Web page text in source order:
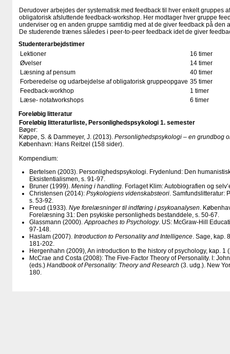
Derudover arbejdes der systematisk med feedback til hver enkelt gruppes
obligatorisk afsluttende feedback-workshop. Her modtager hver gruppe
underviser og en anden gruppe samtidig med at de giver feedback på den
De studerende trænes således i peer-to-peer feedback idet de giver
Studenterarbejdstimer
Lektioner
16 timer
Øvelser
14 timer
Læsning af pensum
40 timer
Forberedelse og udarbejdelse af obligatorisk gruppeopgave 35 timer
Feedback-workhop
1 timer
Læse- notatworkshops
6 timer
Foreløbig litteratur
Foreløbig litteraturliste, Personlighedspsykologi 1. semester
Bøger:
Køppe, S. & Dammeyer, J. (2013). Personlighedspsykologi – en grundbog
København: Hans Reitzel (158 sider).
Kompendium:
Bertelsen (2003). Personlighedspsykologi. Frydenlund: Den
Eksistentialismen, s. 91-97.
Bruner (1999). Mening i handling. Forlaget Klim: Autobiografien og
Christensen (2014): Psykologiens videnskabsteori. Samfundslitteratur:
s. 53-92.
Freud (1933). Nye forelæsninger til indføring i psykoanalysen.
Forelæsning 31: Den psykiske personligheds bestanddele, s. 50-67.
Glassmann (2000).Approaches to Psychology. US: McGraw-Hill
97-148.
Haslam (2007). Introduction to Personality and Intelligence. Sage, kap.
181-202.
Hergenhahn (2009), An introduction to the history of psychology, kap. 1
McCrae and Costa (2008): The Five-Factor Theory of Personality. I:
(eds.) Handbook of Personality: Theory and Research (3. udg.). New
180.